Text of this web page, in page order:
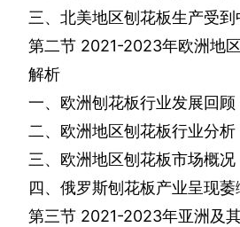
三、北美地区刨花板生产受
第二节 2021-2023年欧洲地
解析
一、欧洲刨花板行业发展回顾
二、欧洲地区刨花板行业分析
三、欧洲地区刨花板市场概况
四、俄罗斯刨花板产业呈现萎
第三节 2021-2023年亚洲及